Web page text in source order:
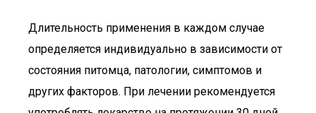
Длительность применения в каждом случае
определяется индивидуально в зависимости от
состояния питомца, патологии, симптомов и
других факторов. При лечении рекомендуется